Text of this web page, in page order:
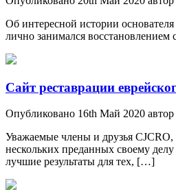
Об интересной истории
лично занимался восстановлением
Сайт реставрации
Опубликовано 16th Май 2020 автор
Уважаемые члены и друзья
нескольких преданных своему
лучшие результаты для тех, […]